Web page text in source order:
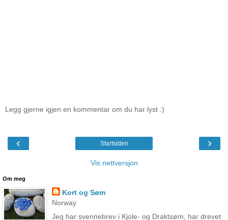
Legg gjerne igjen en kommentar om du har lyst :)
‹ ›
Startsiden
Vis nettversjon
Om meg
Kort og Søm
Norway
Jeg har svennebrev i Kjole- og Draktsøm, har drevet